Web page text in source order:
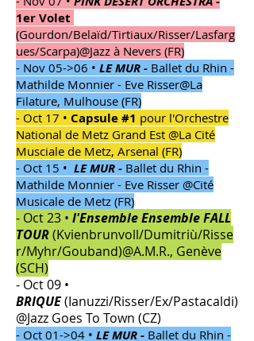
1er Volet
(Gourdon/Belaïd/Tirtiaux/Risser/Lasfarg
ues/Scarpa)@Jazz à Nevers (FR)
​- Nov 05->06 • LE MUR - Ballet du Rhin -
Mathilde Monnier - Eve Risser@La
Filature, Mulhouse (FR)
- Oct 17 • Capsule #1 pour l'Orchestre
National de Metz Grand Est @La Cité
Musciale de Metz, Arsenal (FR)
​- Oct 15 • LE MUR - Ballet du Rhin -
Mathilde Monnier - Eve Risser @Cité
Musicale de Metz (FR)
- Oct 23 • l'Ensemble Ensemble FALL
TOUR(Kvienbrunvoll/Dumitriù/Risse
r/Myhr/Gouband)@A.M.R., Genève
(SCH)
- Oct 09 •
BRIQUE(Ianuzzi/Risser/Ex/Pastacaldi)
@Jazz Goes To Town (CZ)
​- Oct 01->04 • LE MUR - Ballet du Rhin -